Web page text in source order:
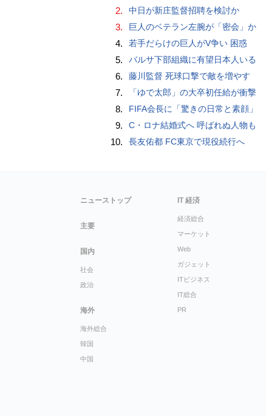
2. 中日が新庄監督招聘を検討か
3. 巨人のベテラン左腕が「密会」か
4. 若手だらけの巨人がV争い 困惑
5. バルサ下部組織に有望日本人いる
6. 藤川監督 死球口撃で敵を増やす
7. 「ゆで太郎」の大卒初任給が衝撃
8. FIFA会長に「驚きの日常と素顔」
9. C・ロナ結婚式へ 呼ばれぬ人物も
10. 長友佑都 FC東京で現役続行へ
ニューストップ
主要
国内
社会
政治
海外
海外総合
韓国
中国
IT 経済
経済総合
マーケット
Web
ガジェット
ITビジネス
IT総合
PR